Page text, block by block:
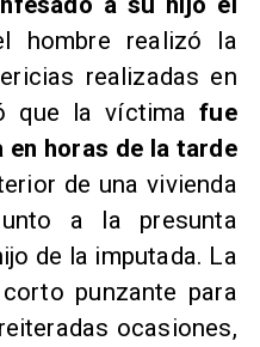
hombre realizó la
realizadas en
que la víctimafue
horas de la tarde
de una vivienda
a la presunta
de la imputada. La
punzante para
ocasiones,